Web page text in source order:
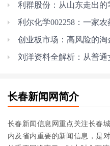
利群股份：从山东走出的
利尔化学002258：一家
创业板市场：高风险的淘
刘洋资料全解析：从普
长春新闻网简介
长春新闻信息网重点关注长春
内及省内重要的新闻信息，是